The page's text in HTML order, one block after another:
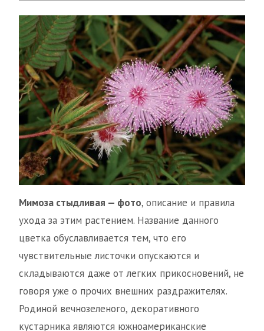
Мимоза стыдливая — фото, описание и правила
ухода за этим растением. Название данного
цветка обуславливается тем, что его
чувствительные листочки опускаются и
складываются даже от легких прикосновений, не
говоря уже о прочих внешних раздражителях.
Родиной вечнозеленого, декоративного
кустарника являются южноамериканские